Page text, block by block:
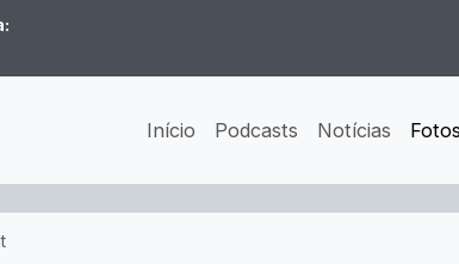
Início Podcasts Notícias Fotos